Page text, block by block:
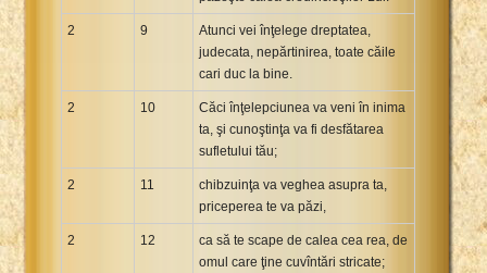
2 9
Atunci vei înţelege dreptatea,
judecata, nepărtinirea, toate căile
cari duc la bine.
2 10
Căci înţelepciunea va veni în inima
ta, şi cunoştinţa va fi desfătarea
sufletului tău;
2 11
chibzuinţa va veghea asupra ta,
priceperea te va păzi,
2 12
ca să te scape de calea cea rea, de
omul care ţine cuvîntări stricate;